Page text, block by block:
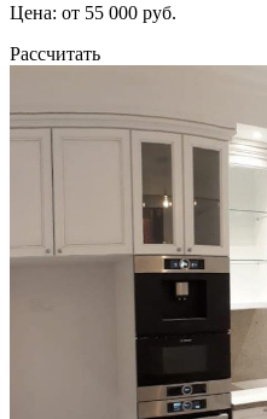
Цена: от 55 000 руб.
Рассчитать